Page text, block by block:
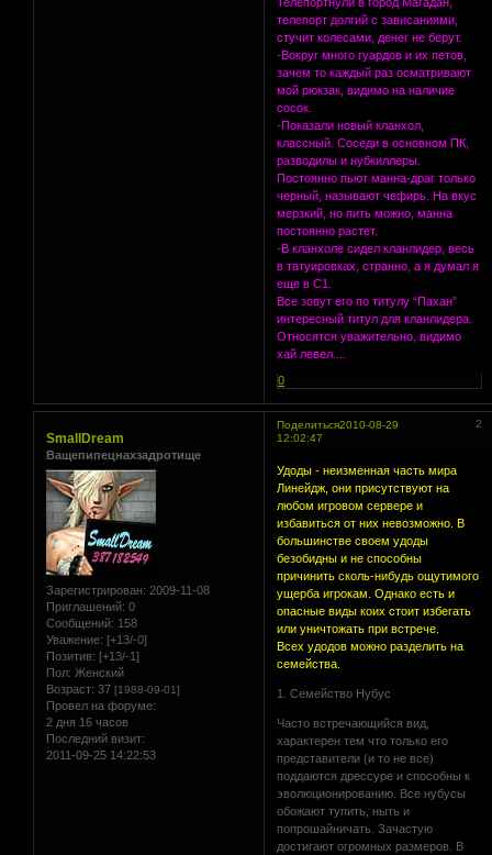
телепорт долгий с зависаниями,
стучит колесами, денег не берут.
-Вокруг много гуардов и их петов,
зачем то каждый раз осматривают
мой рюкзак, видимо на наличие
сосок.
-Показали новый кланхол,
классный. Соседи в основном ПК,
разводилы и нубкиллеры.
Постоянно пьют манна-драг только
черный, называют чефирь. На вкус
мерзкий, но пить можно, манна
постоянно растет.
-В кланхоле сидел кланлидер, весь
в татуировках, странно, а я думал я
еще в С1.
Все зовут его по титулу “Пахан”
интересный титул для кланлидера.
Относятся уважительно, видимо
хай левел....
0
Поделиться 2
2010-08-29
12:02:47
SmallDream
Ващепипецнахзадротище
Зарегистрирован: 2009-11-08
Приглашений: 0
Сообщений: 158
Уважение: [+13/-0]
Позитив: [+13/-1]
Пол: Женский
Возраст: 37 [1988-09-01]
Провел на форуме:
2 дня 16 часов
Последний визит:
2011-09-25 14:22:53
Удоды - неизменная часть мира
Линейдж, они присутствуют на
любом игровом сервере и
избавиться от них невозможно. В
большинстве своем удоды
безобидны и не способны
причинить сколь-нибудь ощутимого
ущерба игрокам. Однако есть и
опасные виды коих стоит избегать
или уничтожать при встрече.
Всех удодов можно разделить на
семейства.
1. Семейство Нубус
Часто встречающийся вид,
характерен тем что только его
представители (и то не все)
поддаются дрессуре и способны к
эволюционированию. Все нубусы
обожают тупить, ныть и
попрошайничать. Зачастую
достигают огромных размеров. В